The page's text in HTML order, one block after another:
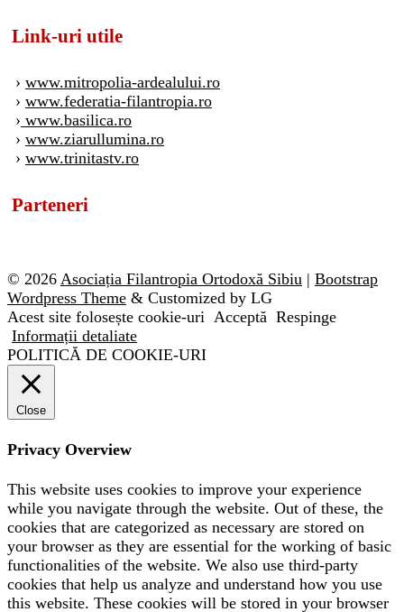
Link-uri utile
› www.mitropolia-ardealului.ro
› www.federatia-filantropia.ro
› www.basilica.ro
› www.ziarullumina.ro
› www.trinitastv.ro
Parteneri
© 2026 Asociația Filantropia Ortodoxă Sibiu | Bootstrap
Wordpress Theme & Customized by LG
Acest site folosește cookie-uri Acceptă Respinge
Informații detaliate
POLITICĂ DE COOKIE-URI
Close
Privacy Overview
This website uses cookies to improve your experience
while you navigate through the website. Out of these, the
cookies that are categorized as necessary are stored on
your browser as they are essential for the working of basic
functionalities of the website. We also use third-party
cookies that help us analyze and understand how you use
this website. These cookies will be stored in your browser